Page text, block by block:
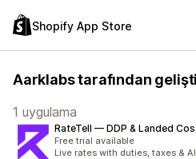
Shopify App Store
Aarklabs tarafından
1 uygulama
RateTell — DDP & Landed
Free trial available
Live rates with duties, taxes &